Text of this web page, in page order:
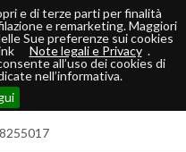
e di terze parti per finalità
e remarketing. Maggiori
Sue preferenze sui cookies
Note legali e Privacy .
all’uso dei cookies di
nell’informativa.